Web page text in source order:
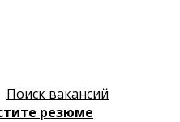
Поиск вакансий
резюме